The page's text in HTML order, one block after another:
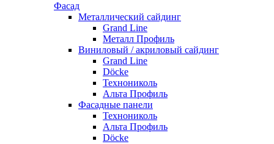
Фасад
Металлический сайдинг
Grand Line
Металл Профиль
Виниловый / акриловый сайдинг
Grand Line
Döсkе
Технониколь
Альта Профиль
Фасадные панели
Технониколь
Альта Профиль
Döсkе